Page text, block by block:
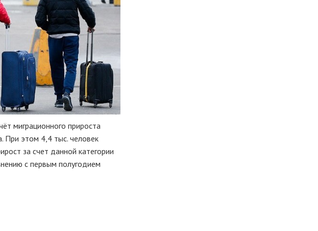
миграционного прироста
При этом 4,4 тыс. человек
за счет данной категории
с первым полугодием